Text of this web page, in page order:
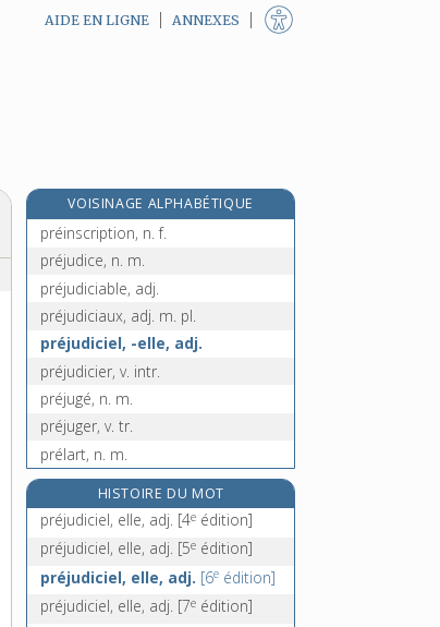
AIDE EN LIGNE ANNEXES
VOISINAGE ALPHABÉTIQUE
préindustriel, -elle, adj.
préinscription, n. f.
préjudice, n. m.
préjudiciable, adj.
préjudiciaux, adj. m. pl.
préjudiciel, -elle, adj.
préjudicier, v. intr.
préjugé, n. m.
préjuger, v. tr.
prélart, n. m.
prélasser (se), v. pron.
prélat, n. m.
prélation, n. f.
édition]
prélature, n. f.
HISTOIRE DU MOT
préjudiciel, elle, adj. [4e édition]
préjudiciel, elle, adj. [5e édition]
préjudiciel, elle, adj. [6e édition]
préjudiciel, elle, adj. [7e édition]